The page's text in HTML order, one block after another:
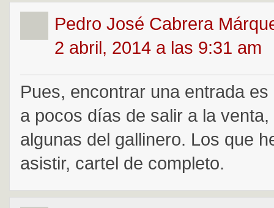
Pedro José Cabrera
2 abril, 2014 a las 9:31 am
Pues, encontrar una entrada
a pocos días de salir a la
algunas del gallinero. Los que
asistir, cartel de completo.